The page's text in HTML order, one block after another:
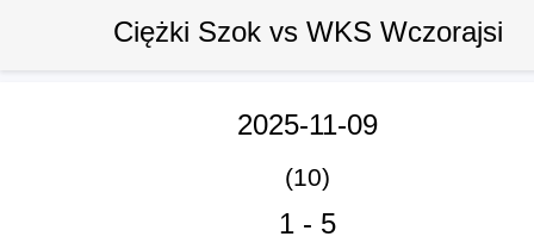
Ciężki Szok vs WKS Wczorajsi
2025-11-09
(10)
1 - 5